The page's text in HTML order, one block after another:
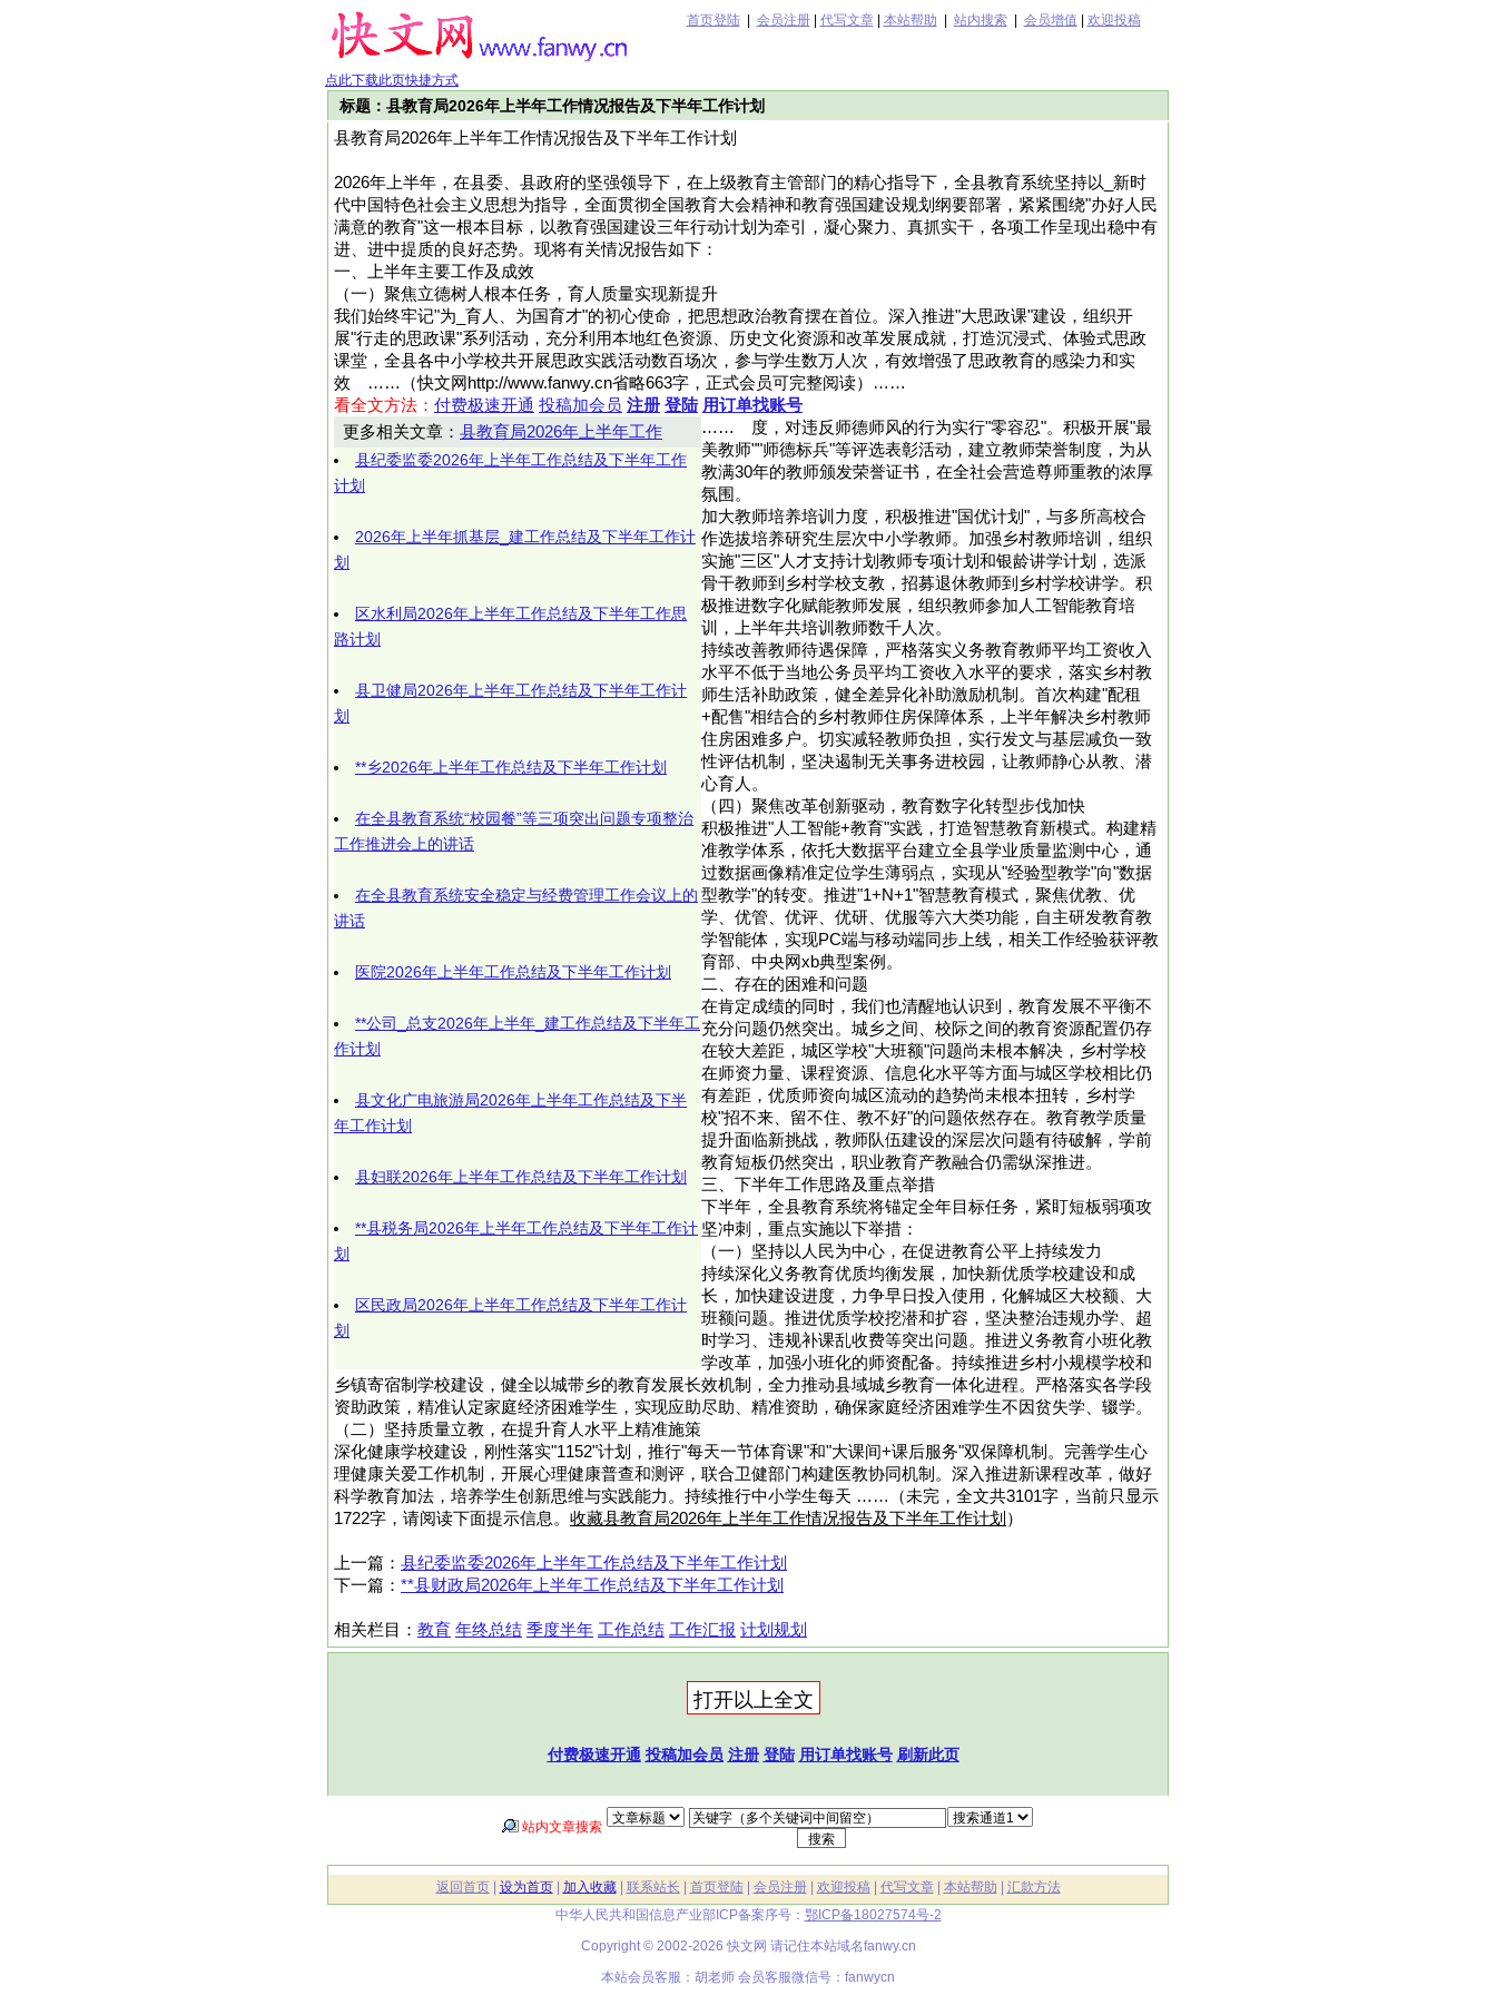
首页登陆| 会员注册| 代写文章| 本站帮助 站内搜索| 会员增值 欢迎投稿
点此下载此页快捷方式
标题：县教育局2026年上半年工作情况报告及下半年工作计划
县教育局2026年上半年工作情况报告及下半年工作计划
2026年上半年，在县委、县政府的坚强领导下，在上级教育主管部门的精心指导下，全县教育系统坚持以_新时
代中国特色社会主义思想为指导，全面贯彻全国教育大会精神和教育强国建设规划纲要部署，紧紧围绕"办好人民
满意的教育"这一根本目标，以教育强国建设三年行动计划为牵引，凝心聚力、真抓实干，各项工作呈现出稳中有
进、进中提质的良好态势。现将有关情况报告如下：
一、上半年主要工作及成效
（一）聚焦立德树人根本任务，育人质量实现新提升
我们始终牢记"为_育人、为国育才"的初心使命，把思想政治教育摆在首位。深入推进"大思政课"建设，组织开
展"行走的思政课"系列活动，充分利用本地红色资源、历史文化资源和改革发展成就，打造沉浸式、体验式思政
课堂，全县各中小学校共开展思政实践活动数百场次，参与学生数万人次，有效增强了思政教育的感染力和实
效 ……（快文网http://www.fanwy.cn省略663字，正式会员可完整阅读）……
看全文方法： 付费极速开通 投稿加会员 注册 登陆 用订单找账号
……
更多相关文章： 县教育局2026年上半年工作
县纪委监委2026年上半年工作总结及下半年工作
计划
2026年上半年抓基层_建工作总结及下半年工作计
划
区水利局2026年上半年工作总结及下半年工作思
路计划
县卫健局2026年上半年工作总结及下半年工作计
划
**乡2026年上半年工作总结及下半年工作计划
在全县教育系统“校园餐”等三项突出问题专项整治
工作推进会上的讲话
在全县教育系统安全稳定与经费管理工作会议上的
讲话
医院2026年上半年工作总结及下半年工作计划
**公司_总支2026年上半年_建工作总结及下半年工
作计划
县文化广电旅游局2026年上半年工作总结及下半
年工作计划
县妇联2026年上半年工作总结及下半年工作计划
**县税务局2026年上半年工作总结及下半年工作计
划
区民政局2026年上半年工作总结及下半年工作计
划
度，对违反师德师风的行为实行"零容忍"。积极开展"最
美教师""师德标兵"等评选表彰活动，建立教师荣誉制度，为从
教满30年的教师颁发荣誉证书，在全社会营造尊师重教的浓厚
氛围。
加大教师培养培训力度，积极推进"国优计划"，与多所高校合
作选拔培养研究生层次中小学教师。加强乡村教师培训，组织
实施"三区"人才支持计划教师专项计划和银龄讲学计划，选派
骨干教师到乡村学校支教，招募退休教师到乡村学校讲学。积
极推进数字化赋能教师发展，组织教师参加人工智能教育培
训，上半年共培训教师数千人次。
持续改善教师待遇保障，严格落实义务教育教师平均工资收入
水平不低于当地公务员平均工资收入水平的要求，落实乡村教
师生活补助政策，健全差异化补助激励机制。首次构建"配租
+配售"相结合的乡村教师住房保障体系，上半年解决乡村教师
住房困难多户。切实减轻教师负担，实行发文与基层减负一致
性评估机制，坚决遏制无关事务进校园，让教师静心从教、潜
心育人。
（四）聚焦改革创新驱动，教育数字化转型步伐加快
积极推进"人工智能+教育"实践，打造智慧教育新模式。构建精
准教学体系，依托大数据平台建立全县学业质量监测中心，通
过数据画像精准定位学生薄弱点，实现从"经验型教学"向"数据
型教学"的转变。推进"1+N+1"智慧教育模式，聚焦优教、优
学、优管、优评、优研、优服等六大类功能，自主研发教育教
学智能体，实现PC端与移动端同步上线，相关工作经验获评教
育部、中央网xb典型案例。
二、存在的困难和问题
在肯定成绩的同时，我们也清醒地认识到，教育发展不平衡不
充分问题仍然突出。城乡之间、校际之间的教育资源配置仍存
在较大差距，城区学校"大班额"问题尚未根本解决，乡村学校
在师资力量、课程资源、信息化水平等方面与城区学校相比仍
有差距，优质师资向城区流动的趋势尚未根本扭转，乡村学
校"招不来、留不住、教不好"的问题依然存在。教育教学质量
提升面临新挑战，教师队伍建设的深层次问题有待破解，学前
教育短板仍然突出，职业教育产教融合仍需纵深推进。
三、下半年工作思路及重点举措
下半年，全县教育系统将锚定全年目标任务，紧盯短板弱项攻
坚冲刺，重点实施以下举措：
（一）坚持以人民为中心，在促进教育公平上持续发力
持续深化义务教育优质均衡发展，加快新优质学校建设和成
长，加快建设进度，力争早日投入使用，化解城区大校额、大
班额问题。推进优质学校挖潜和扩容，坚决整治违规办学、超
时学习、违规补课乱收费等突出问题。推进义务教育小班化教
学改革，加强小班化的师资配备。持续推进乡村小规模学校和
乡镇寄宿制学校建设，健全以城带乡的教育发展长效机制，全力推动县域城乡教育一体化进程。严格落实各学段
资助政策，精准认定家庭经济困难学生，实现应助尽助、精准资助，确保家庭经济困难学生不因贫失学、辍学。
（二）坚持质量立教，在提升育人水平上精准施策
深化健康学校建设，刚性落实"1152"计划，推行"每天一节体育课"和"大课间+课后服务"双保障机制。完善学生心
理健康关爱工作机制，开展心理健康普查和测评，联合卫健部门构建医教协同机制。深入推进新课程改革，做好
科学教育加法，培养学生创新思维与实践能力。持续推行中小学生每天 ……（未完，全文共3101字，当前只显示
1722字，请阅读下面提示信息。 收藏县教育局2026年上半年工作情况报告及下半年工作计划 ）
上一篇： 县纪委监委2026年上半年工作总结及下半年工作计划
下一篇： **县财政局2026年上半年工作总结及下半年工作计划
相关栏目： 教育 年终总结 季度半年 工作总结 工作汇报 计划规划
付费极速开通 投稿加会员 注册 登陆 用订单找账号 刷新此页
站内文章搜索
返回首页| 设为首页| 加入收藏| 联系站长 首页登陆| 会员注册| 欢迎投稿 代写文章| 本站帮助
汇款方法
中华人民共和国信息产业部ICP备案序号： 鄂ICP备18027574号-2
Copyright © 2002-2026 快文网 请记住本站域名fanwy.cn
本站会员客服：胡老师 会员客服微信号：fanwycn